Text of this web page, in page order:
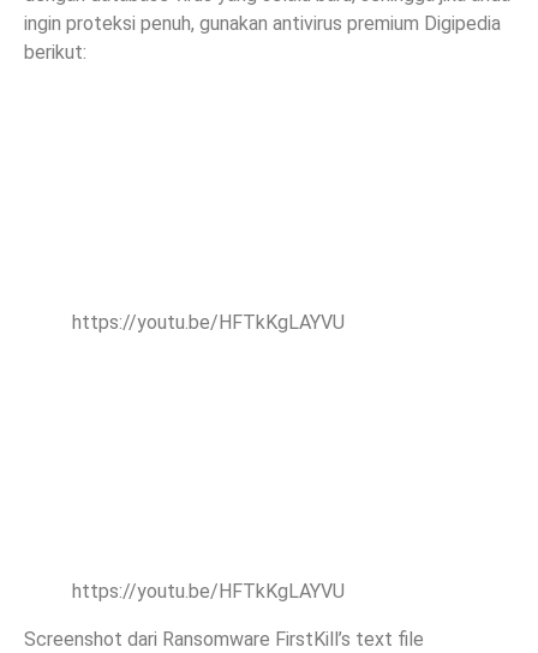
ingin proteksi penuh, gunakan antivirus premium Digipedia
berikut:
https://youtu.be/HFTkKgLAYVU
https://youtu.be/HFTkKgLAYVU
Screenshot dari Ransomware FirstKill’s text file